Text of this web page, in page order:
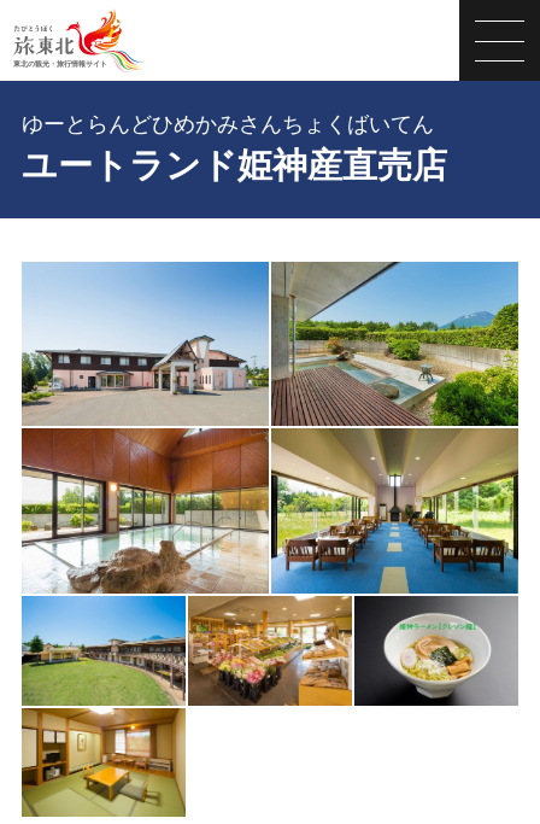
ユートランド姫神産直売店
ゆーとらんどひめかみさんちょくばいてん